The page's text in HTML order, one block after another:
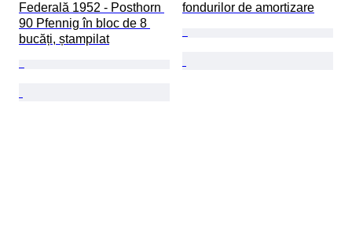
Federală 1952 - Posthorn
90 Pfennig în bloc de 8
bucăți, ștampilat
fondurilor de amortizare